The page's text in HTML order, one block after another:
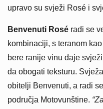
upravo su svježi Rosé i
Benvenuti Rosé radi se
kombinaciji, s teranom
bere ranije vinu daje
da obogati teksturu.
obitelji Benvenuti, a radi
područja Motovunštine.